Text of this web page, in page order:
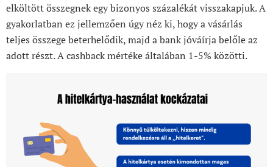
elköltött összegnek egy bizonyos százalékát visszakapjuk. A
gyakorlatban ez jellemzően úgy néz ki, hogy a vásárlás
teljes összege beterhelődik, majd a bank jóváírja belőle az
adott részt. A cashback mértéke általában 1-5% közötti.